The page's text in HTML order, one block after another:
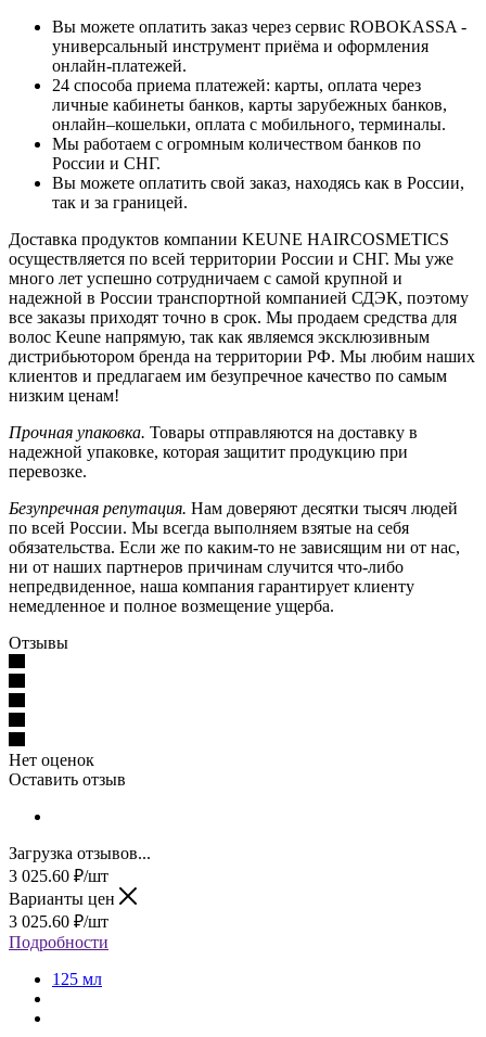
Вы можете оплатить заказ через сервис ROBOKASSA -
универсальный инструмент приёма и оформления
онлайн-платежей.
24 способа приема платежей: карты, оплата через
личные кабинеты банков, карты зарубежных банков,
онлайн–кошельки, оплата с мобильного, терминалы.
Мы работаем с огромным количеством банков по
России и СНГ.
Вы можете оплатить свой заказ, находясь как в России,
так и за границей.
Доставка продуктов компании KEUNE HAIRCOSMETICS
осуществляется по всей территории России и СНГ. Мы уже
много лет успешно сотрудничаем с самой крупной и
надежной в России транспортной компанией СДЭК, поэтому
все заказы приходят точно в срок. Мы продаем средства для
волос Keune напрямую, так как являемся эксклюзивным
дистрибьютором бренда на территории РФ. Мы любим наших
клиентов и предлагаем им безупречное качество по самым
низким ценам!
Прочная упаковка. Товары отправляются на доставку в
надежной упаковке, которая защитит продукцию при
перевозке.
Безупречная репутация. Нам доверяют десятки тысяч людей
по всей России. Мы всегда выполняем взятые на себя
обязательства. Если же по каким-то не зависящим ни от нас,
ни от наших партнеров причинам случится что-либо
непредвиденное, наша компания гарантирует клиенту
немедленное и полное возмещение ущерба.
Отзывы
Нет оценок
Оставить отзыв
Загрузка отзывов...
3 025.60 ₽/шт
Варианты цен
3 025.60 ₽/шт
Подробности
125 мл